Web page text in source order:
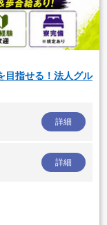
目指せる！法人グル
詳細
詳細